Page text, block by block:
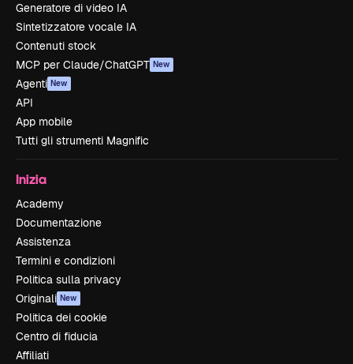
Generatore di video IA
Sintetizzatore vocale IA
Contenuti stock
MCP per Claude/ChatGPT New
Agenti New
API
App mobile
Tutti gli strumenti Magnific
Inizia
Academy
Documentazione
Assistenza
Termini e condizioni
Politica sulla privacy
Originali New
Politica dei cookie
Centro di fiducia
Affiliati